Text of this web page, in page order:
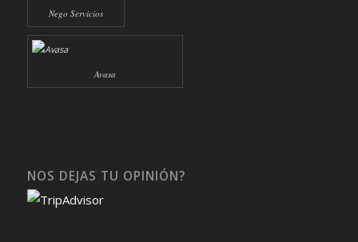
Nego Servicios
Avasa
NOS DEJAS TU OPINIÓN?